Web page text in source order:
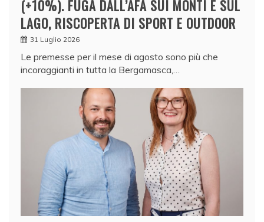
(+10%). FUGA DALL’AFA SUI MONTI E SUL
LAGO, RISCOPERTA DI SPORT E OUTDOOR
31 Luglio 2026
Le premesse per il mese di agosto sono più che
incoraggianti in tutta la Bergamasca,…